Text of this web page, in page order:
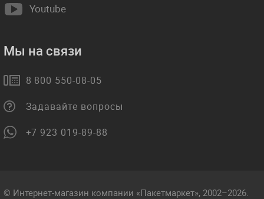
Youtube
Мы на связи
8 800 550-08-05
Задавайте вопросы
+7 923 019-89-88
© Интернет-магазин компании «Пакетмаркет», 2002–2026.